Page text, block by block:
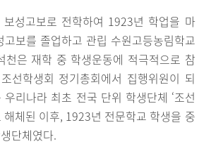
성고보로 전학하여 1923년 학업을 마
고보를 졸업하고 관립 수원고등농림학교
천은 재학 중 학생운동에 적극적으로 참
선학생회 정기총회에서 집행위원이 되
리나라 최초 전국 단위 학생단체 ‘조선
해체된 이후, 1923년 전문학교 학생을 중
단체였다.